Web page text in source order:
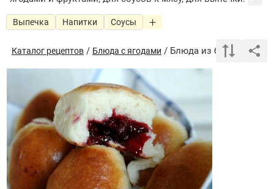
Выпечка Напитки Соусы
Каталог рецептов / Блюда с ягодами / Блюда из брусники